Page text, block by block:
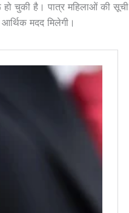
चुकी है। पात्र महिलाओं की सूची
मदद मिलेगी।